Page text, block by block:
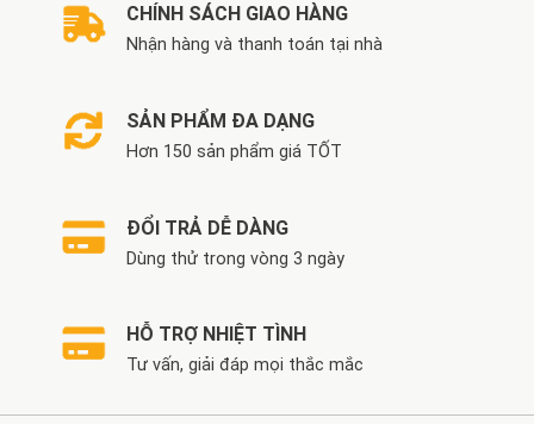
CHÍNH SÁCH GIAO HÀNG
Nhận hàng và thanh toán tại nhà
SẢN PHẨM ĐA DẠNG
Hơn 150 sản phẩm giá TỐT
ĐỔI TRẢ DỄ DÀNG
Dùng thử trong vòng 3 ngày
HỖ TRỢ NHIỆT TÌNH
Tư vấn, giải đáp mọi thắc mắc